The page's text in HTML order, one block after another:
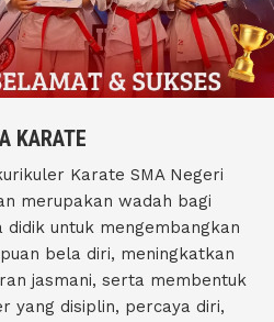
KARATE
Karate SMA Negeri
merupakan wadah bagi
didik untuk mengembangkan
bela diri, meningkatkan
jasmani, serta membentuk
yang disiplin, percaya diri,